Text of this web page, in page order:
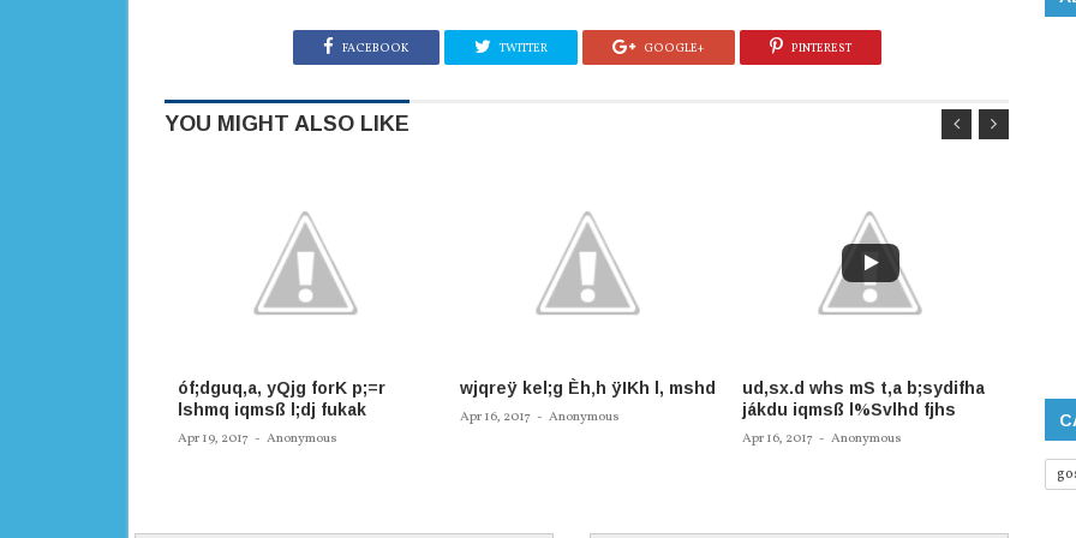
FACEBOOK TWITTER GOOGLE+ PINTEREST
YOU MIGHT ALSO LIKE
óf;dguq,a, yQjg forK p;=r
lshmq iqmsß l;dj fukak
Apr 19, 2017 - Anonymous
wjqreÿ kel;g Èh‚h ÿIKh l, mshd
Apr 16, 2017 - Anonymous
ud,sx.d whs mS t,a b;sydifha
jákdu iqmsß l%Svlhd fjhs
Apr 16, 2017 - Anonymous
Apr 13,